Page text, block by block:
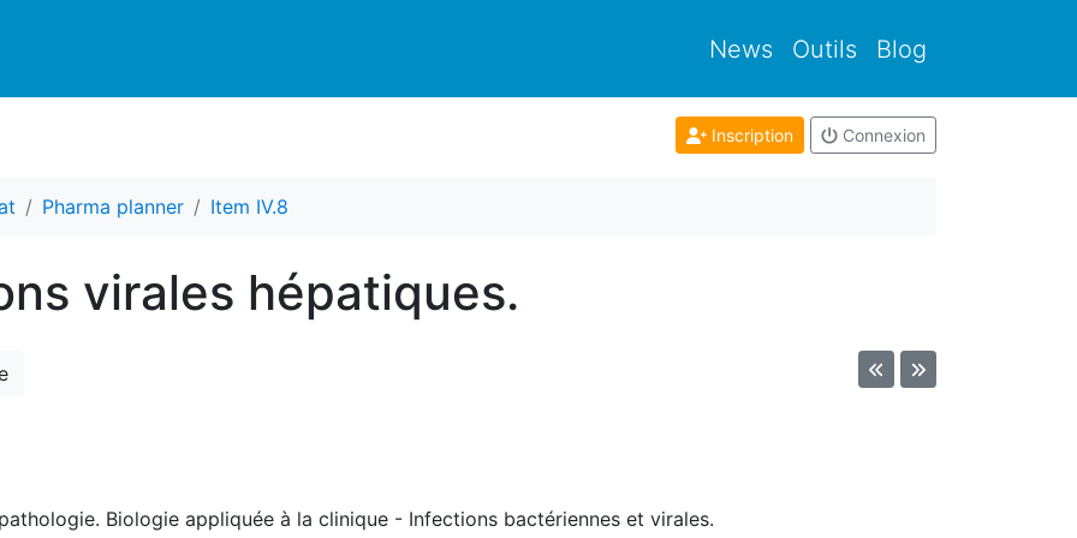
News Outils Blog
Inscription Connexion
Pharma planner Item IV.8
virales hépatiques.
Biologie appliquée à la clinique - Infections bactériennes et virales.